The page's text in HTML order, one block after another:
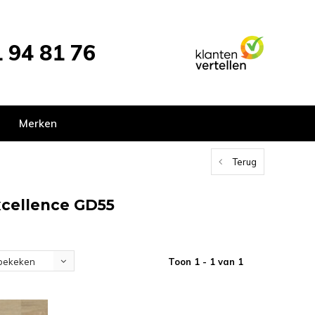
94 81 76
Merken
Terug
GD55
Toon 1 - 1 van 1